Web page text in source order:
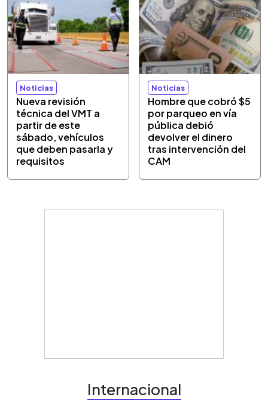
Noticias
Nueva revisión
técnica del VMT a
partir de este
sábado, vehículos
que deben pasarla y
requisitos
Noticias
Hombre que cobró $5
por parqueo en vía
pública debió
devolver el dinero
tras intervención del
CAM
Internacional